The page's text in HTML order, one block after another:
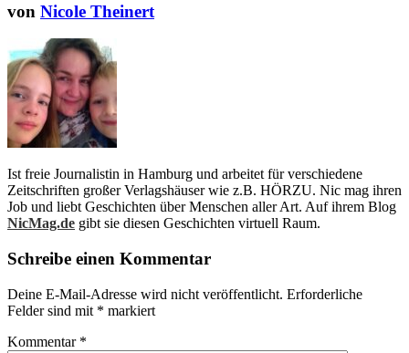
von Nicole Theinert
Ist freie Journalistin in Hamburg und arbeitet für verschiedene
Zeitschriften großer Verlagshäuser wie z.B. HÖRZU. Nic mag ihren
Job und liebt Geschichten über Menschen aller Art. Auf ihrem Blog
NicMag.de gibt sie diesen Geschichten virtuell Raum.
Schreibe einen Kommentar
Deine E-Mail-Adresse wird nicht veröffentlicht. Erforderliche
Felder sind mit * markiert
Kommentar *